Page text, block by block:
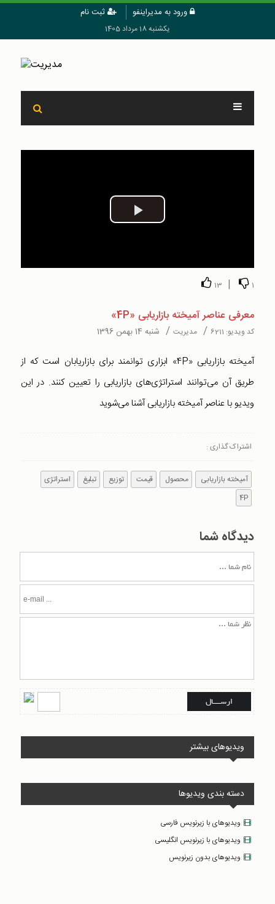
ورود به مدیراینفو ثبت نام
یکشنبه 18 مرداد 1405
Play
1
|
13
معرفی عناصر آمیخته بازاریابی «4P»
کد ویدیو: 6211
/ مدیریت/ شنبه 14 بهمن 1396
آمیخته بازاریابی «4P» ابزاری توانمند برای بازاریابان است که از
طریق آن می‌توانند استراتژی‌های بازاریابی را تعیین کنند. در این
ویدیو با عناصر آمیخته بازاریابی آشنا می‌شوید
اشتراک گذاری :
آمیخته بازاریابی محصول قیمت توزیع تبلیغ
استراتژی
4P
دیدگاه شما
ویدیوهای بیشتر
دسته بندی ویدیوها
ویدیوهای با زیرنویس فارسی
ویدیوهای با زیرنویس انگلیسی
ویدیوهای بدون زیرنویس